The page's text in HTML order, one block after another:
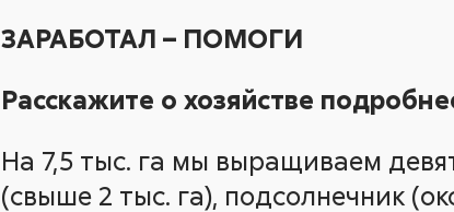
ЗАРАБОТАЛ – ПОМОГИ
Расскажите о хозяйстве
На 7,5 тыс. га мы выращиваем
(свыше 2 тыс. га), подсолнечник